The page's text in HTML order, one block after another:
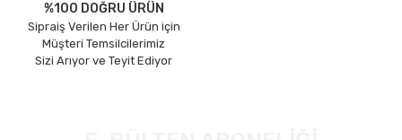
%100 DOĞRU ÜRÜN
Sipraiş Verilen Her Ürün için
Müşteri Temsilcilerimiz
Sizi Arıyor ve Teyit Ediyor